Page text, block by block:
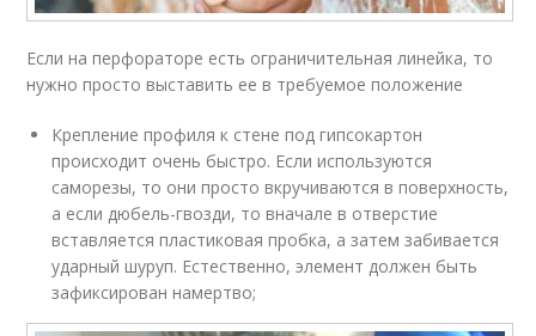
Если на перфораторе есть ограничительная линейка, то
нужно просто выставить ее в требуемое положение
Крепление профиля к стене под гипсокартон
происходит очень быстро. Если используются
саморезы, то они просто вкручиваются в поверхность,
а если дюбель-гвозди, то вначале в отверстие
вставляется пластиковая пробка, а затем забивается
ударный шуруп. Естественно, элемент должен быть
зафиксирован намертво;